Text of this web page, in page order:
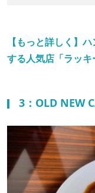
【もっと詳しく】
する人気店「ラッキ
3：OLD NEW